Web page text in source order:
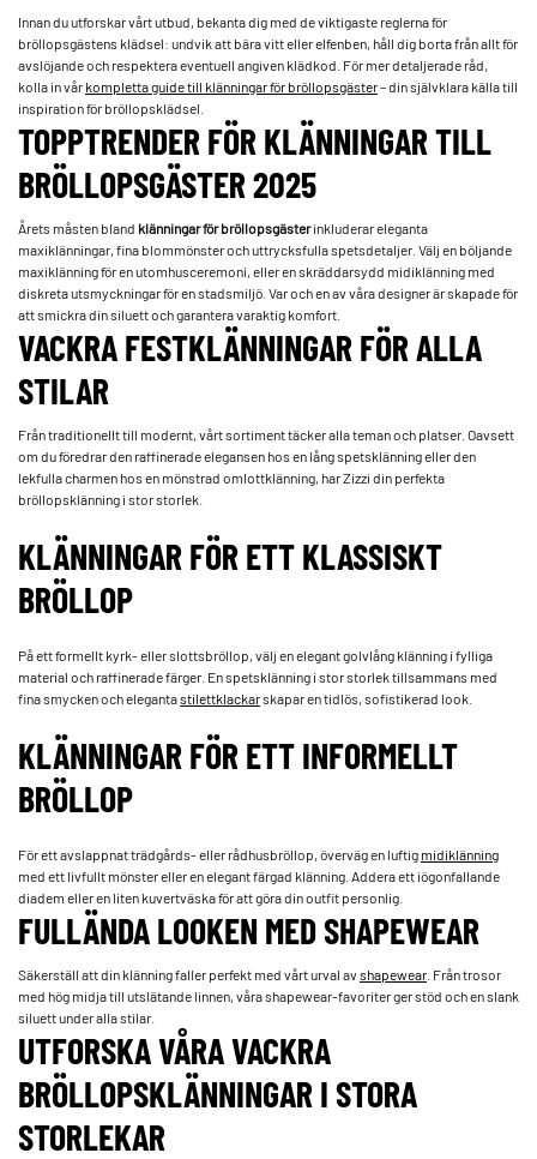
Innan du utforskar vårt utbud, bekanta dig med de viktigaste reglerna för
bröllopsgästens klädsel: undvik att bära vitt eller elfenben, håll dig borta från allt för
avslöjande och respektera eventuell angiven klädkod. För mer detaljerade råd,
kolla in vårkompletta guide till klänningar för bröllopsgäster– din självklara källa till
inspiration för bröllopsklädsel.
TOPPTRENDER FÖR KLÄNNINGAR TILL
BRÖLLOPSGÄSTER 2025
Årets måsten bland klänningar för bröllopsgästerinkluderar eleganta
maxiklänningar, fina blommönster och uttrycksfulla spetsdetaljer. Välj en böljande
maxiklänning för en utomhusceremoni, eller en skräddarsydd midiklänning med
diskreta utsmyckningar för en stadsmiljö. Var och en av våra designer är skapade för
att smickra din siluett och garantera varaktig komfort.
VACKRA FESTKLÄNNINGAR FÖR ALLA
STILAR
Från traditionellt till modernt, vårt sortiment täcker alla teman och platser. Oavsett
om du föredrar den raffinerade elegansen hos en lång spetsklänning eller den
lekfulla charmen hos en mönstrad omlottklänning, har Zizzi din perfekta
bröllopsklänning i stor storlek.
KLÄNNINGAR FÖR ETT KLASSISKT
BRÖLLOP
På ett formellt kyrk- eller slottsbröllop, välj en elegant golvlång klänning i fylliga
material och raffinerade färger. En spetsklänning i stor storlek tillsammans med
fina smycken och elegantastilettklackarskapar en tidlös, sofistikerad look.
KLÄNNINGAR FÖR ETT INFORMELLT
BRÖLLOP
För ett avslappnat trädgårds- eller rådhusbröllop, överväg en luftigmidiklänning
med ett livfullt mönster eller en elegant färgad klänning. Addera ett iögonfallande
diadem eller en liten kuvertväska för att göra din outfit personlig.
FULLÄNDA LOOKEN MED SHAPEWEAR
Säkerställ att din klänning faller perfekt med vårt urval avshapewear . Från trosor
med hög midja till utslätande linnen, våra shapewear-favoriter ger stöd och en slank
siluett under alla stilar.
UTFORSKA VÅRA VACKRA
BRÖLLOPSKLÄNNINGAR I STORA
STORLEKAR